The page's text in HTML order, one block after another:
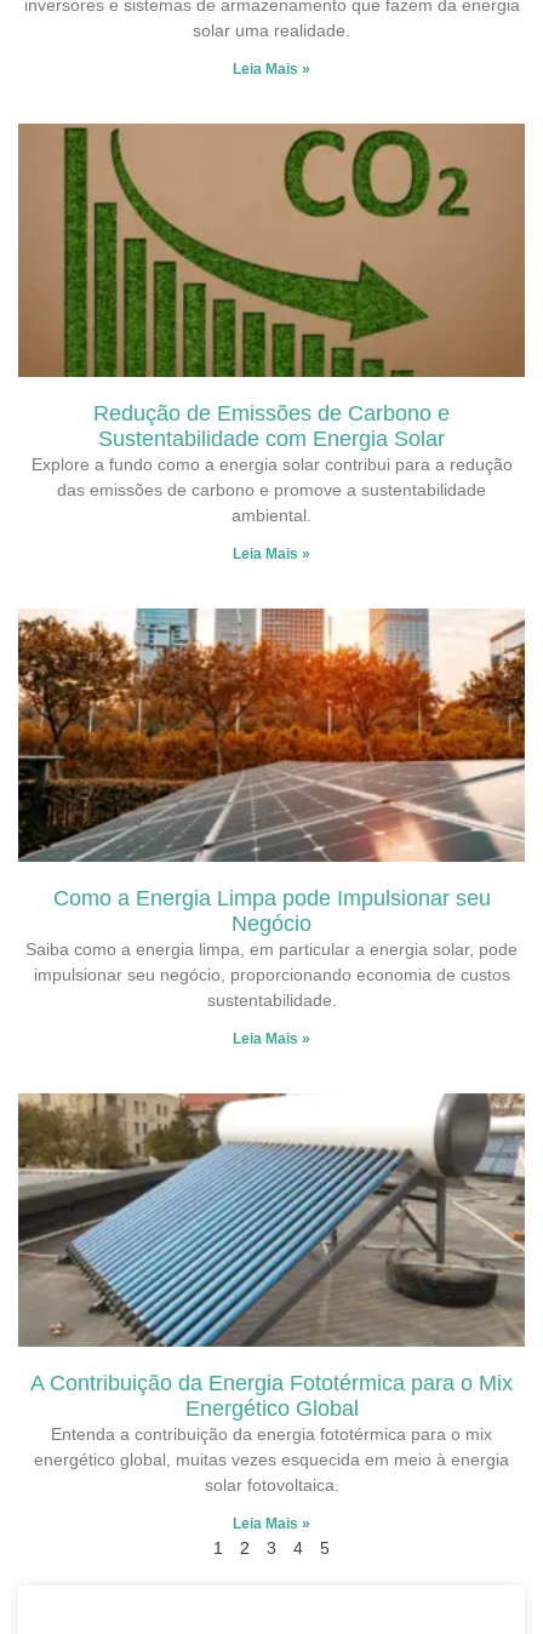
inversores e sistemas de armazenamento que fazem da energia
solar uma realidade.
Leia Mais »
Redução de Emissões de Carbono e
Sustentabilidade com Energia Solar
Explore a fundo como a energia solar contribui para a redução
das emissões de carbono e promove a sustentabilidade
ambiental.
Leia Mais »
Como a Energia Limpa pode Impulsionar seu
Negócio
Saiba como a energia limpa, em particular a energia solar, pode
impulsionar seu negócio, proporcionando economia de custos
sustentabilidade.
Leia Mais »
A Contribuição da Energia Fototérmica para o Mix
Energético Global
Entenda a contribuição da energia fototérmica para o mix
energético global, muitas vezes esquecida em meio à energia
solar fotovoltaica.
Leia Mais »
1 2 3 4 5